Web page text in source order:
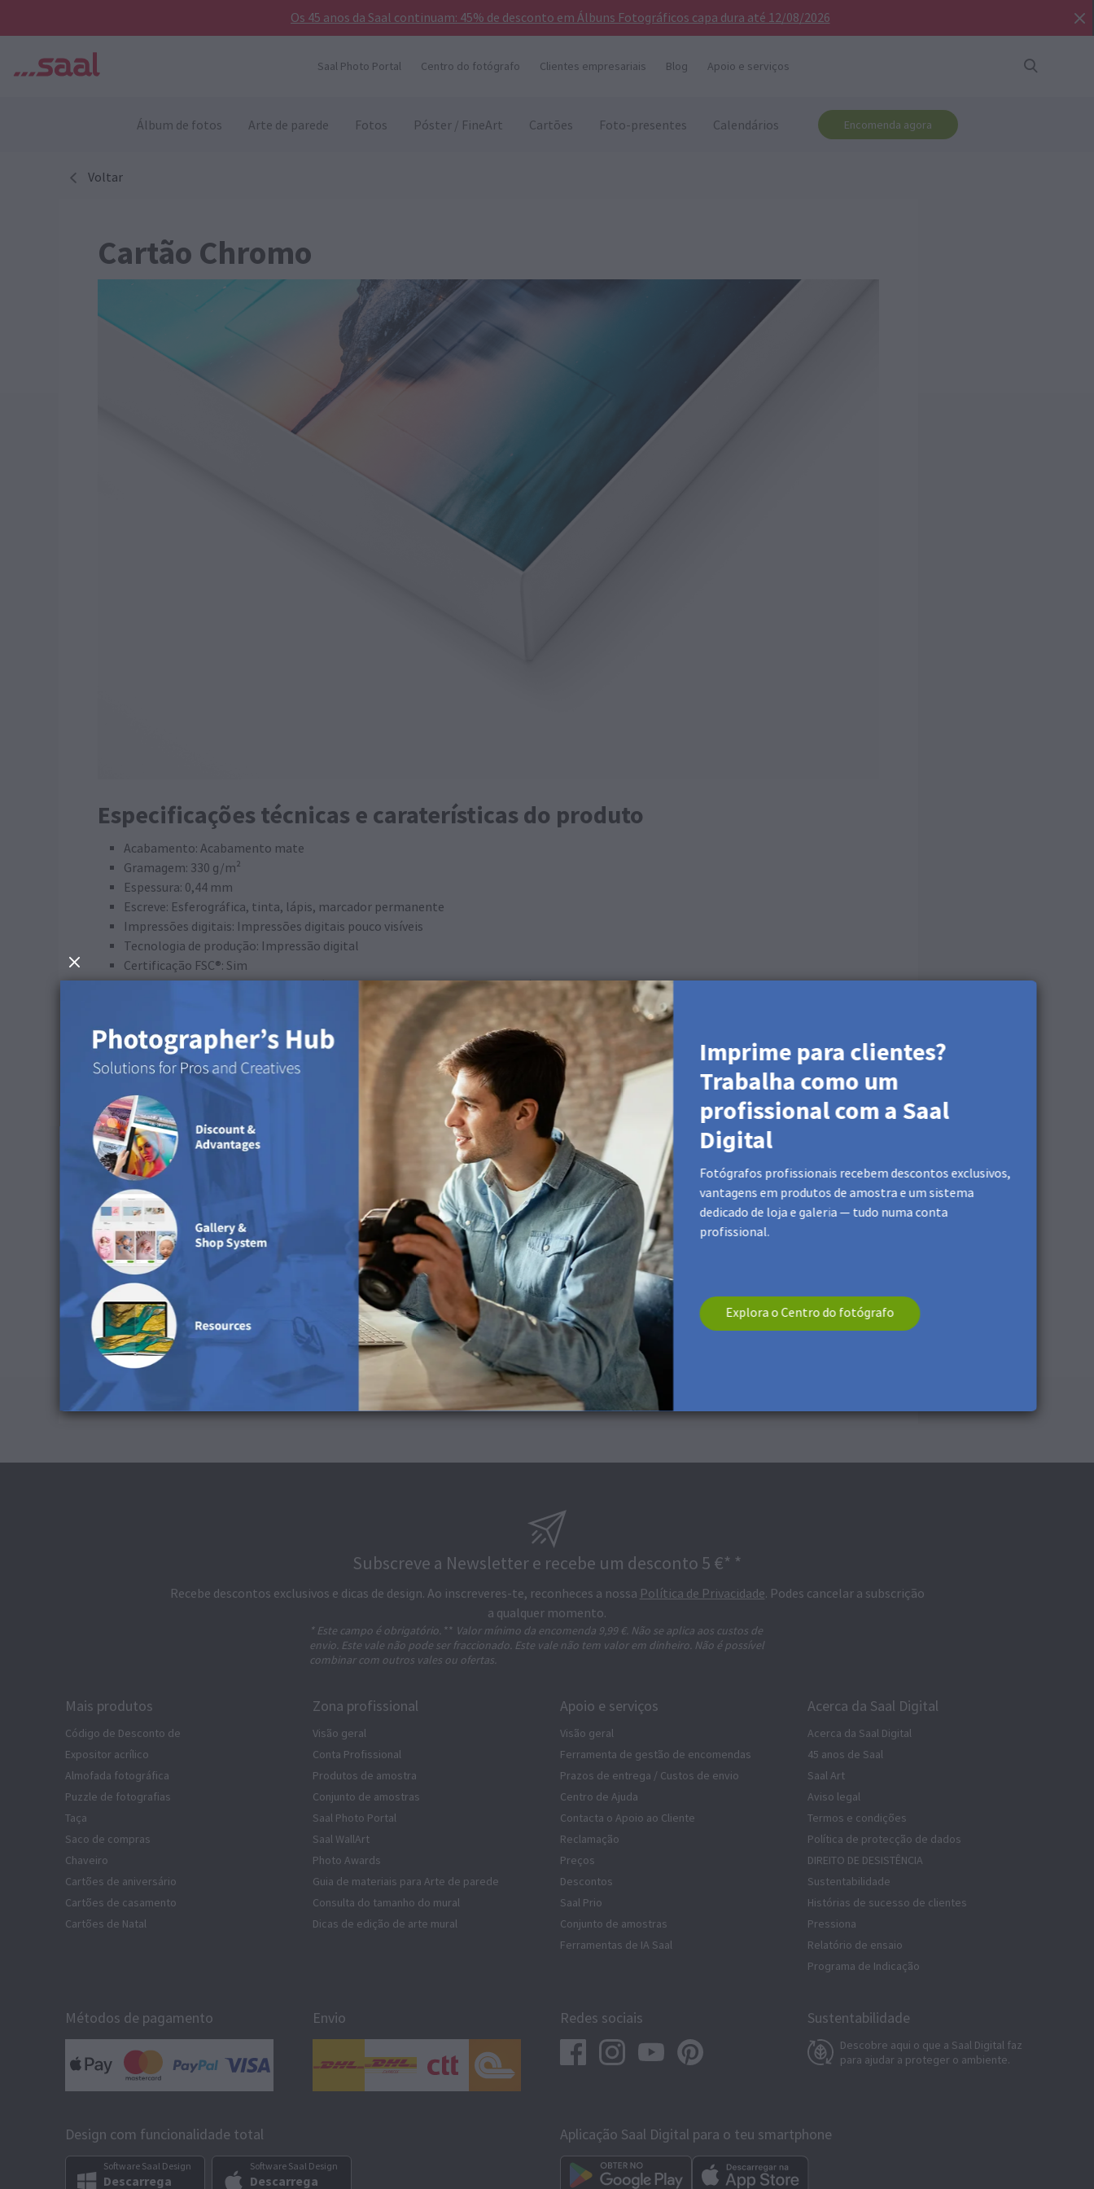
Os 45 anos da Saal continuam: 45% de desconto em Álbuns Fotográficos capa dura até 12/08/2026
Saal Photo Portal Centro do fotógrafo Clientes empresariais Blog Apoio e serviços
Álbum de fotos Arte de parede Fotos Póster / FineArt Cartões Foto-presentes Calendários Encomenda agora
Voltar
Cartão Chromo
Especificações técnicas e caraterísticas do produto
Acabamento: Acabamento mate
Gramagem: 330 g/m²
Espessura: 0,44 mm
Escreve: Esferográfica, tinta, lápis, marcador permanente
Impressões digitais: Impressões digitais pouco visíveis
Tecnologia de produção: Impressão digital
Certificação FSC®: Sim
Acabamento especial dourado: Sim (disponibilidade consoante o produto)
Perfil ICC
Espaço de cor: CMYK
Preservar números CMYK: desativar
Preserva os números RGB: -
Intenção de renderização: Percetual
Compensação de pontos negros: ativar
Simular cor do papel: desativar
Descarrega o perfil ICC
Conselhos de limpeza
Não recomendamos a utilização de água para limpar esta superfície. Se necessário, utiliza um pano de microfibras seco e macio.
Disponível nos seguintes produtos
Esta superfície está disponível para Calendário do Advento, Caixa de Doces e Pasta Fotográfica.
Imprime para clientes?
Trabalha como um
profissional com a Saal
Digital
Fotógrafos profissionais recebem descontos exclusivos,
vantagens em produtos de amostra e um sistema
dedicado de loja e galeria — tudo numa conta
profissional.
Explora o Centro do fotógrafo
Subscreve a Newsletter e recebe um desconto 5 €* *
Recebe descontos exclusivos e dicas de design. Ao inscreveres-te, reconheces a nossa Política de Privacidade. Podes cancelar a subscrição
a qualquer momento.
* Este campo é obrigatório. ** Valor mínimo da encomenda 9,99 €. Não se aplica aos custos de
envio. Este vale não pode ser fraccionado. Este vale não tem valor em dinheiro. Não é possível
combinar com outros vales ou ofertas.
Mais produtos
Código de Desconto de
Expositor acrílico
Almofada fotográfica
Puzzle de fotografias
Taça
Saco de compras
Chaveiro
Cartões de aniversário
Cartões de casamento
Cartões de Natal
Zona profissional
Visão geral
Conta Profissional
Produtos de amostra
Conjunto de amostras
Saal Photo Portal
Saal WallArt
Photo Awards
Guia de materiais para Arte de parede
Consulta do tamanho do mural
Dicas de edição de arte mural
Apoio e serviços
Visão geral
Ferramenta de gestão de encomendas
Prazos de entrega / Custos de envio
Centro de Ajuda
Contacta o Apoio ao Cliente
Reclamação
Preços
Descontos
Saal Prio
Conjunto de amostras
Ferramentas de IA Saal
Acerca da Saal Digital
Acerca da Saal Digital
45 anos de Saal
Saal Art
Aviso legal
Termos e condições
Política de protecção de dados
DIREITO DE DESISTÊNCIA
Sustentabilidade
Histórias de sucesso de clientes
Pressiona
Relatório de ensaio
Programa de Indicação
Métodos de pagamento Envio Redes sociais Sustentabilidade
Descobre aqui o que a Saal Digital faz
para ajudar a proteger o ambiente.
Design com funcionalidade total
Software Saal Design
Descarrega
Software Saal Design
Descarrega
Aplicação Saal Digital para o teu smartphone